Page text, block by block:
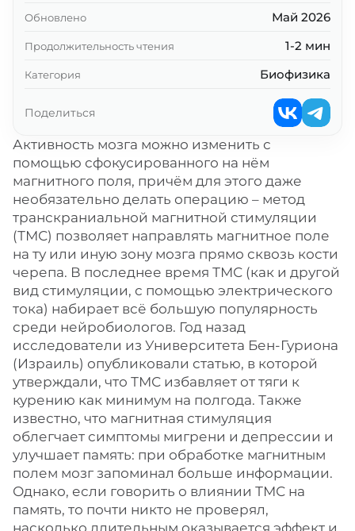
Активность мозга можно изменить с
помощью сфокусированного на нём
магнитного поля, причём для этого даже
необязательно делать операцию – метод
транскраниальной магнитной стимуляции
(ТМС) позволяет направлять магнитное поле
на ту или иную зону мозга прямо сквозь кости
черепа. В последнее время ТМС (как и другой
вид стимуляции, с помощью электрического
тока) набирает всё большую популярность
среди нейробиологов. Год назад
исследователи из Университета Бен-Гуриона
(Израиль) опубликовали статью, в которой
утверждали, что ТМС избавляет от тяги к
курению как минимум на полгода. Также
известно, что магнитная стимуляция
облегчает симптомы мигрени и депрессии и
улучшает память: при обработке магнитным
полем мозг запоминал больше информации.
Однако, если говорить о влиянии ТМС на
память, то почти никто не проверял,
насколько длительным оказывается эффект и
Обновлено Май 2026
Продолжительность чтения 1-2 мин
Категория Биофизика
Поделиться